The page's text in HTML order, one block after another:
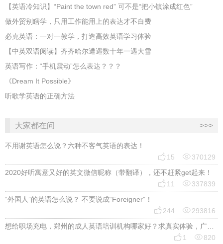
​【英语冷知识】“Paint the town red” 可不是“把小镇涂成红色”
做外贸别瞎学，只用工作能用上的表达才不白费
必克英语：一对一教学，打造高效英语学习体验
【中英双语阅读】齐齐哈尔遭遇数十年一遇大雪
英语写作：“手机震动”怎么表达？？？
《Dream It Possible》
听歌学英语的正确方法
大家都在问 >>>
不用谢英语怎么说？六种不客气英语的表达！
 15 370129
2020好听寓意又好的英文微信昵称（带翻译），还不赶紧get起来！
 11 337839
“外国人”的英语怎么说？ 不要说成“Foreigner”！
 244 293816
想给职场充电，郑州的成人英语培训机构哪家好？求真实体验，广告勿扰，感谢！
 1 820